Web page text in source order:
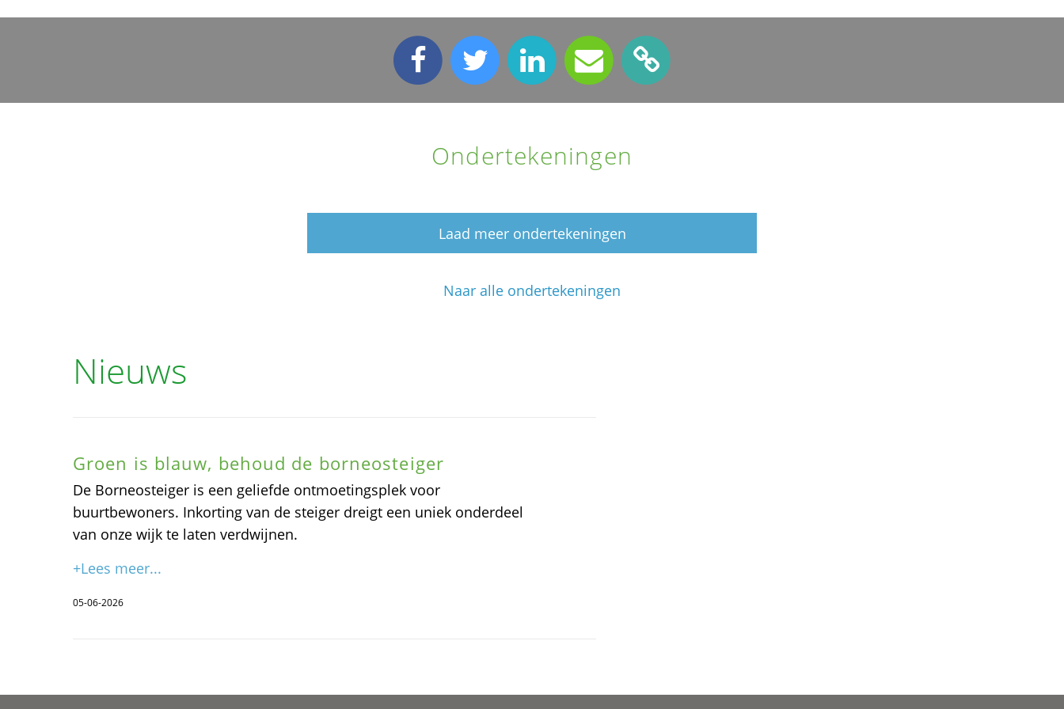
Ondertekeningen
Laad meer ondertekeningen
Naar alle ondertekeningen
Nieuws
Groen is blauw, behoud de borneosteiger
De Borneosteiger is een geliefde ontmoetingsplek voor
buurtbewoners. Inkorting van de steiger dreigt een uniek onderdeel
van onze wijk te laten verdwijnen.
+Lees meer...
05-06-2026